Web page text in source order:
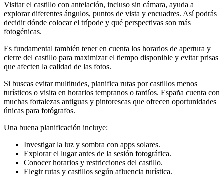
Visitar el castillo con antelación, incluso sin cámara, ayuda a
explorar diferentes ángulos, puntos de vista y encuadres. Así podrás
decidir dónde colocar el trípode y qué perspectivas son más
fotogénicas.
Es fundamental también tener en cuenta los horarios de apertura y
cierre del castillo para maximizar el tiempo disponible y evitar prisas
que afecten la calidad de las fotos.
Si buscas evitar multitudes, planifica rutas por castillos menos
turísticos o visita en horarios tempranos o tardíos. España cuenta con
muchas fortalezas antiguas y pintorescas que ofrecen oportunidades
únicas para fotógrafos.
Una buena planificación incluye:
Investigar la luz y sombra con apps solares.
Explorar el lugar antes de la sesión fotográfica.
Conocer horarios y restricciones del castillo.
Elegir rutas y castillos según afluencia turística.